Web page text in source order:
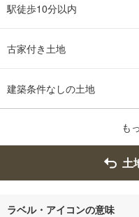
駅徒歩10分以内
古家付き土地
建築条件なしの土地
も
土
ラベル・アイコンの意味